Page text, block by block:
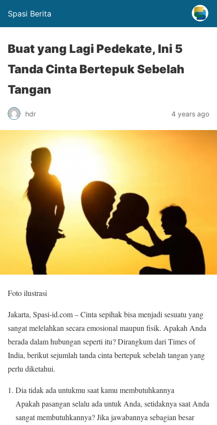
Spasi Berita
Buat yang Lagi Pedekate, Ini 5
Tanda Cinta Bertepuk Sebelah
Tangan
hdr 4 years ago
Foto ilustrasi
Jakarta, Spasi-id.com – Cinta sepihak bisa menjadi sesuatu yang
sangat melelahkan secara emosional maupun fisik. Apakah Anda
berada dalam hubungan seperti itu? Dirangkum dari Times of
India, berikut sejumlah tanda cinta bertepuk sebelah tangan yang
perlu diketahui.
Dia tidak ada untukmu saat kamu membutuhkannya
Apakah pasangan selalu ada untuk Anda, setidaknya saat Anda
sangat membutuhkannya? Jika jawabannya sebagian besar